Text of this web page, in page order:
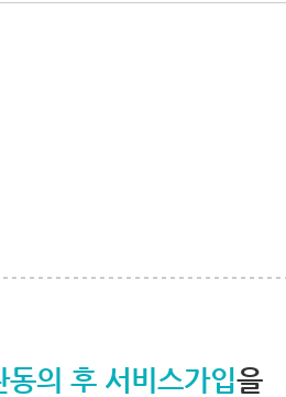
동의 후 서비스가입을